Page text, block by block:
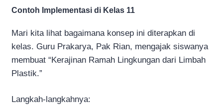
Contoh Implementasi di Kelas 11
Mari kita lihat bagaimana konsep ini diterapkan di
kelas. Guru Prakarya, Pak Rian, mengajak siswanya
membuat “Kerajinan Ramah Lingkungan dari Limbah
Plastik.”
Langkah-langkahnya: